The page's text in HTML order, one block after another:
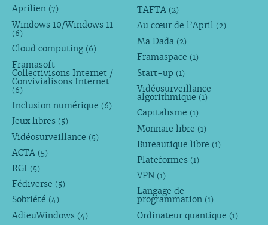
Aprilien (7)
Windows 10/Windows 11
(6)
Cloud computing (6)
Framasoft -
Collectivisons Internet /
Convivialisons Internet
(6)
Inclusion numérique (6)
Jeux libres (5)
Vidéosurveillance (5)
ACTA (5)
RGI (5)
Fédiverse (5)
Sobriété (4)
AdieuWindows (4)
TAFTA (2)
Au cœur de l’April (2)
Ma Dada (2)
Framaspace (1)
Start-up (1)
Vidéosurveillance
algorithmique (1)
Capitalisme (1)
Monnaie libre (1)
Bureautique libre (1)
Plateformes (1)
VPN (1)
Langage de
programmation (1)
Ordinateur quantique (1)